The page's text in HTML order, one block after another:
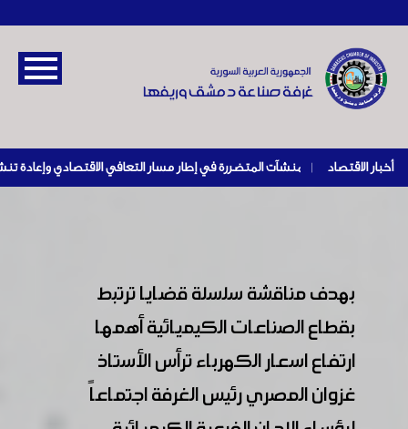
أخبار الاقتصاد |
بهدف مناقشة سلسلة قضايا ترتبط
بقطاع الصناعات الكيميائية أهمها
ارتفاع اسعار الكهرباء ترأس الأستاذ
غزوان المصري رئيس الغرفة اجتماعاً